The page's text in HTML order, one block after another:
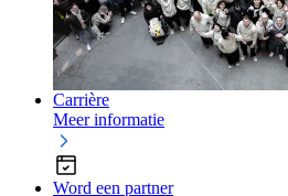
Carrière
Meer informatie
Word een partner